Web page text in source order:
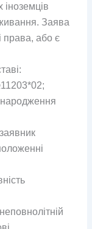
іноземців
Заява
права, або є
народження